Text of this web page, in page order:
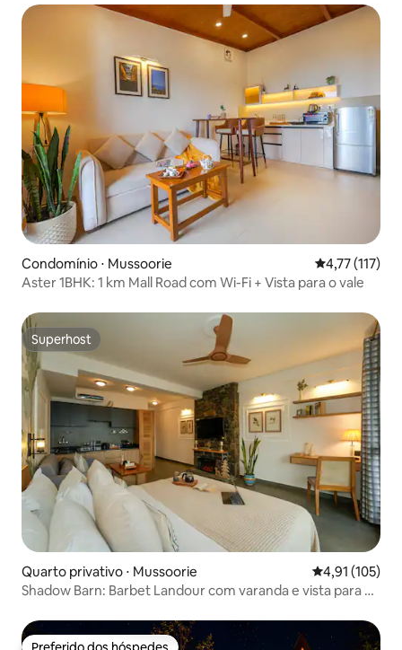
Condomínio ⋅ Mussoorie 4,77 de uma
4,77 (117)
Aster 1BHK: 1 km Mall Road com Wi-Fi + Vista para o vale
Superhost
Superhost
Quarto privativo ⋅ Mussoorie 4,91 de uma
4,91 (105)
Shadow Barn: Barbet Landour com varanda e vista para o